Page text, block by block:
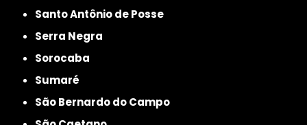
Santo Antônio de Posse
Serra Negra
Sorocaba
Sumaré
São Bernardo do Campo